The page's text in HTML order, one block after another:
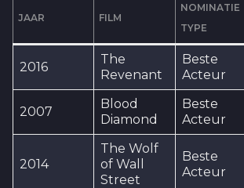
JAAR FILM
NOMINATIE
TYPE
2016
The
Revenant
Beste
Acteur
2007
Blood
Diamond
Beste
Acteur
2014
The Wolf
of Wall
Street
Beste
Acteur